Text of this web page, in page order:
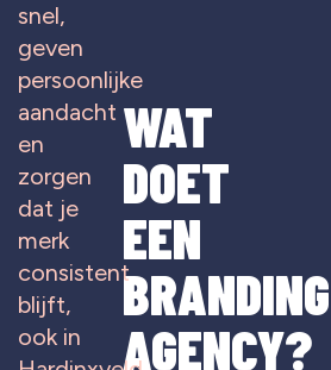
snel,
geven
persoonlijke
aandacht
en
zorgen
dat je
merk
consistent
blijft,
ook in
WAT
DOET
EEN
BRANDING
AGENCY?